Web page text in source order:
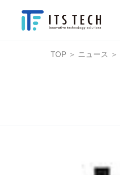
TOP ＞ ニュース ＞